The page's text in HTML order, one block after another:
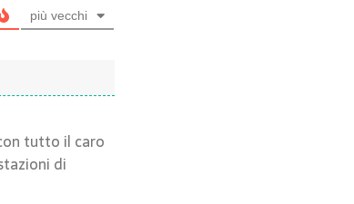
più vecchi
tutto il caro
di